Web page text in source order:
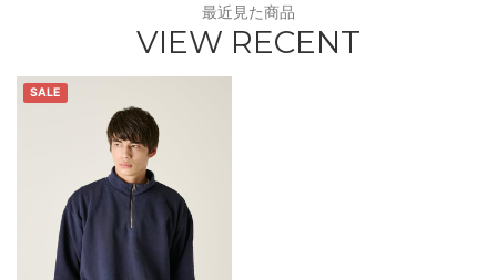
最近見た商品
VIEW RECENT
SALE